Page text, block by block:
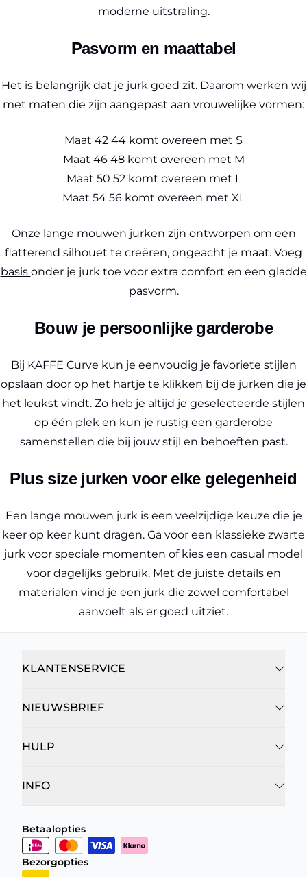
moderne uitstraling.
Pasvorm en maattabel
Het is belangrijk dat je jurk goed zit. Daarom werken wij
met maten die zijn aangepast aan vrouwelijke vormen:
Maat 42 44 komt overeen met S
Maat 46 48 komt overeen met M
Maat 50 52 komt overeen met L
Maat 54 56 komt overeen met XL
Onze lange mouwen jurken zijn ontworpen om een
flatterend silhouet te creëren, ongeacht je maat. Voeg
basis onder je jurk toe voor extra comfort en een gladde
pasvorm.
Bouw je persoonlijke garderobe
Bij KAFFE Curve kun je eenvoudig je favoriete stijlen
opslaan door op het hartje te klikken bij de jurken die je
het leukst vindt. Zo heb je altijd je geselecteerde stijlen
op één plek en kun je rustig een garderobe
samenstellen die bij jouw stijl en behoeften past.
Plus size jurken voor elke gelegenheid
Een lange mouwen jurk is een veelzijdige keuze die je
keer op keer kunt dragen. Ga voor een klassieke zwarte
jurk voor speciale momenten of kies een casual model
voor dagelijks gebruik. Met de juiste details en
materialen vind je een jurk die zowel comfortabel
aanvoelt als er goed uitziet.
KLANTENSERVICE
NIEUWSBRIEF
HULP
INFO
Betaalopties
Bezorgopties